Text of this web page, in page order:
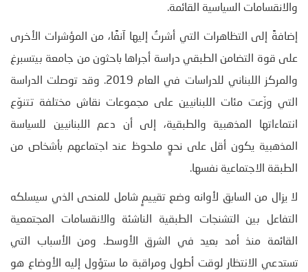
والانقسامات السياسية القائمة.
إضافةً إلى التظاهرات التي أشرتُ إليها آنفًا، من المؤشرات الأخرى
على قوة التضامن الطبقي دراسة أجراها باحثون من جامعة بيتسبرغ
والمركز اللبناني للدراسات في العام 2019. وقد توصلت الدراسة
التي وزّعت مئات اللبنانيين على مجموعات نقاش مختلفة تتنوّع
انتماءاتها المذهبية والطبقية، إلى أن دعم اللبنانيين للسياسة
المذهبية يكون أقل على نحوٍ ملحوظ عند اجتماعهم بأشخاص من
الطبقة الاجتماعية نفسها.
لا يزال من السابق لأوانه وضع تقييمٍ شامل للمنحى الذي سيسلكه
التفاعل بين التشنجات الطبقية الناشئة والانقسامات المجتمعية
القائمة منذ أمد بعيد في الشرق الأوسط. ومن الأسباب التي
تستدعي الانتظار لوقت أطول ومراقبة ما ستؤول إليه الأوضاع هو